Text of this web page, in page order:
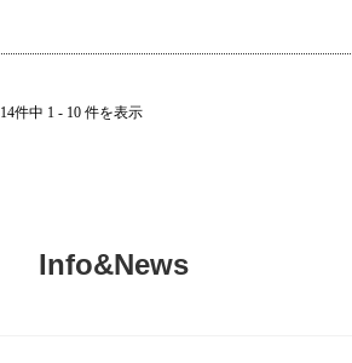
14件中 1 - 10 件を表示
Info&News